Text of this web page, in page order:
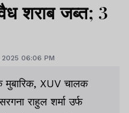
शराब जब्त; 3
2025 06:06 PM
मुबारिक, XUV चालक
राहुल शर्मा उर्फ